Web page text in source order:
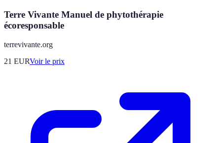
Terre Vivante Manuel de phytothérapie
écoresponsable
terrevivante.org
21 EURVoir le prix